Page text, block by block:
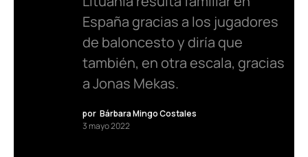
España gracias a los jugadores
de baloncesto y diría que
también, en otra escala, gracias
a Jonas Mekas.
por Bárbara Mingo Costales
3 mayo 2022